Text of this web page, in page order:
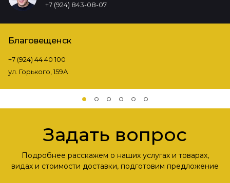
+7 (924) 843-08-07
Благовещенск
+7 (924) 44 40 100
ул. Горького, 159А
Задать вопрос
Подробнее расскажем о наших услугах и товарах,
видах и стоимости доставки, подготовим предложение